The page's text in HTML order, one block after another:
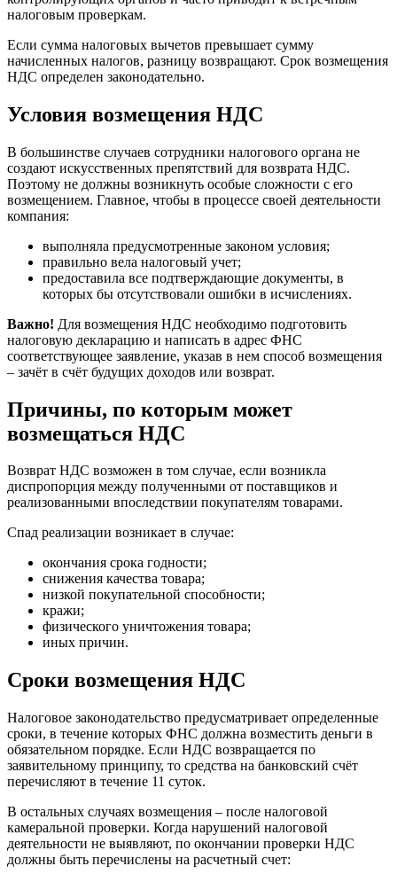
налоговым проверкам.
Если сумма налоговых вычетов превышает сумму
начисленных налогов, разницу возвращают. Срок возмещения
НДС определен законодательно.
Условия возмещения НДС
В большинстве случаев сотрудники налогового органа не
создают искусственных препятствий для возврата НДС.
Поэтому не должны возникнуть особые сложности с его
возмещением. Главное, чтобы в процессе своей деятельности
компания:
выполняла предусмотренные законом условия;
правильно вела налоговый учет;
предоставила все подтверждающие документы, в
которых бы отсутствовали ошибки в исчислениях.
Важно! Для возмещения НДС необходимо подготовить
налоговую декларацию и написать в адрес ФНС
соответствующее заявление, указав в нем способ возмещения
– зачёт в счёт будущих доходов или возврат.
Причины, по которым может
возмещаться НДС
Возврат НДС возможен в том случае, если возникла
диспропорция между полученными от поставщиков и
реализованными впоследствии покупателям товарами.
Спад реализации возникает в случае:
окончания срока годности;
снижения качества товара;
низкой покупательной способности;
кражи;
физического уничтожения товара;
иных причин.
Сроки возмещения НДС
Налоговое законодательство предусматривает определенные
сроки, в течение которых ФНС должна возместить деньги в
обязательном порядке. Если НДС возвращается по
заявительному принципу, то средства на банковский счёт
перечисляют в течение 11 суток.
В остальных случаях возмещения – после налоговой
камеральной проверки. Когда нарушений налоговой
деятельности не выявляют, по окончании проверки НДС
должны быть перечислены на расчетный счет: